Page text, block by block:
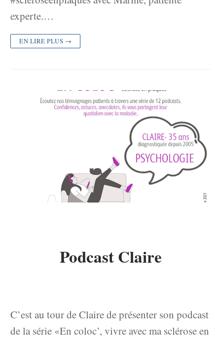
experte.…
EN LIRE PLUS →
Podcast Claire
C’est au tour de Claire de présenter son podcast
de la série «En coloc’, vivre avec ma sclérose en